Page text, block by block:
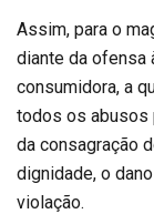
Assim, para o
diante da ofensa
consumidora, a
todos os abusos
da consagração
dignidade, o
violação.